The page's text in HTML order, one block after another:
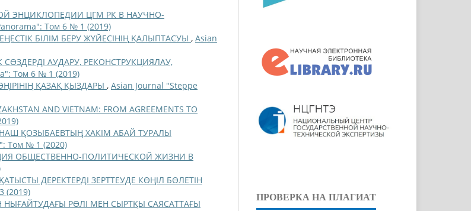
ЭНЦИКЛОПЕДИИ ЦГМ РК В НАУЧНО-
Том 6 № 1 (2019)
БІЛІМ БЕРУ ЖҮЙЕСІНІҢ ҚАЛЫПТАСУЫ , Asian
АУДАРУ, РЕКОНСТРУКЦИЯЛАУ,
Том 6 № 1 (2019)
ҚАЗАҚ ҚЫЗДАРЫ , Asian Journal "Steppe
AND VIETNAM: FROM AGREEMENTS TO
ҚОЗЫБАЕВТЫҢ ХАКІМ АБАЙ ТУРАЛЫ
Том № 1 (2020)
ОБЩЕСТВЕННО-ПОЛИТИЧЕСКОЙ ЖИЗНИ В
ДЕРЕКТЕРДІ ЗЕРТТЕУДЕ КӨҢІЛ БӨЛЕТІН
(2019)
НЫҒАЙТУДАҒЫ РӨЛІ МЕН СЫРТҚЫ САЯСАТТАҒЫ
ПРОВЕРКА НА ПЛАГИАТ